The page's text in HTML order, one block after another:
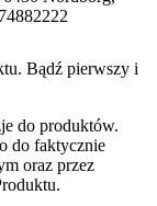
Bądź pierwszy i
do produktów.
do faktycznie
oraz przez